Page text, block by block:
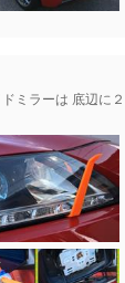
ミラーは 底辺に２